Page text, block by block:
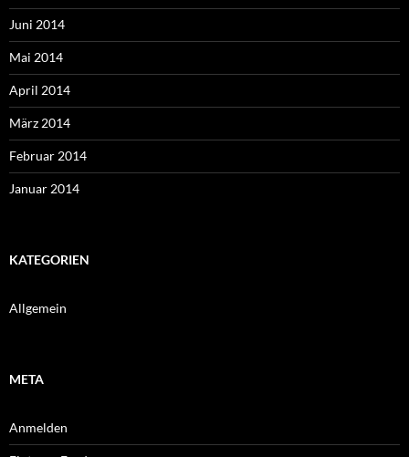
Juni 2014
Mai 2014
April 2014
März 2014
Februar 2014
Januar 2014
KATEGORIEN
Allgemein
META
Anmelden